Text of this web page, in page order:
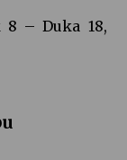
8 – Duka 18,